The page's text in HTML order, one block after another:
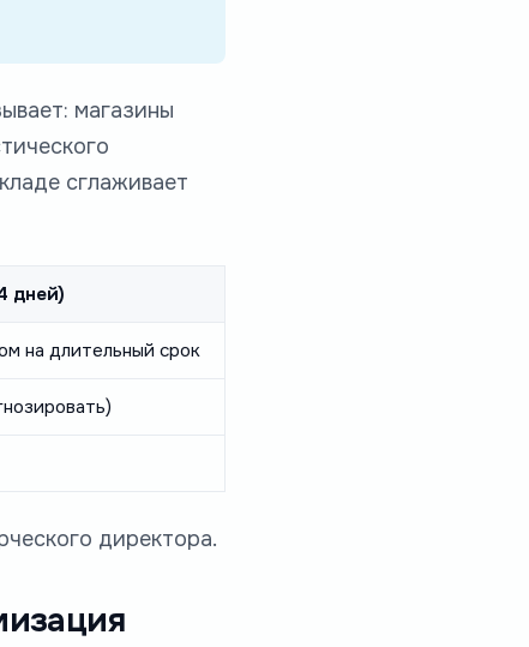
магазины
сглаживает
дней)
на длительный срок
директора.